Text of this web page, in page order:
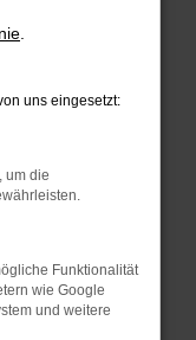
deine
in einem
privaten
uns eingesetzt:
um die
Funktionalität
wie Google
und weitere